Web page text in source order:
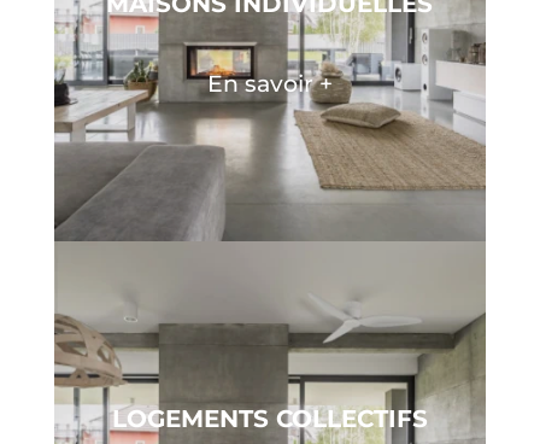
En savoir +
LOGEMENTS COLLECTIFS